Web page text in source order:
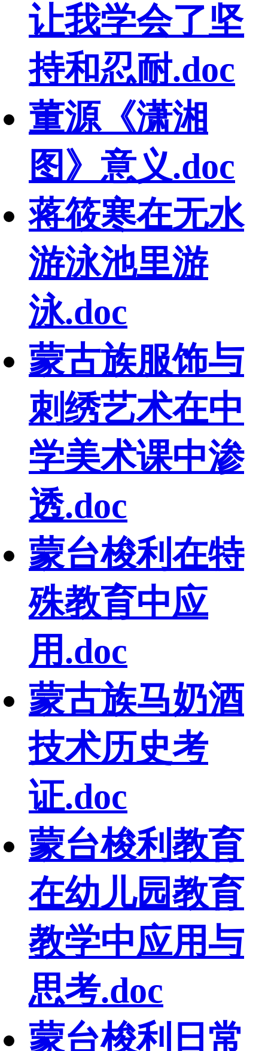
让我学会了坚
持和忍耐.doc
董源《潇湘
图》意义.doc
蒋筱寒在无水
游泳池里游
泳.doc
蒙古族服饰与
刺绣艺术在中
学美术课中渗
透.doc
蒙台梭利在特
殊教育中应
用.doc
蒙古族马奶酒
技术历史考
证.doc
蒙台梭利教育
在幼儿园教育
教学中应用与
思考.doc
蒙台梭利日常